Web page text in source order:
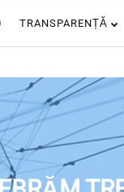
TRANSPARENȚĂ